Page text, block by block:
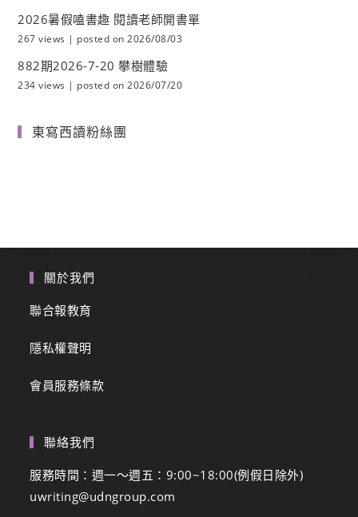
2026暑假嗑書趣 閱讀老師開書單
267 views | posted on 2026/08/03
882期2026-7-20 攀樹體驗
234 views | posted on 2026/07/20
東寫西讀粉絲團
關於我們
聯合報教育
隱私權聲明
會員服務條款
聯絡我們
服務時間：週一～週五：9:00~18:00(例假日除外)
uwriting@udngroup.com